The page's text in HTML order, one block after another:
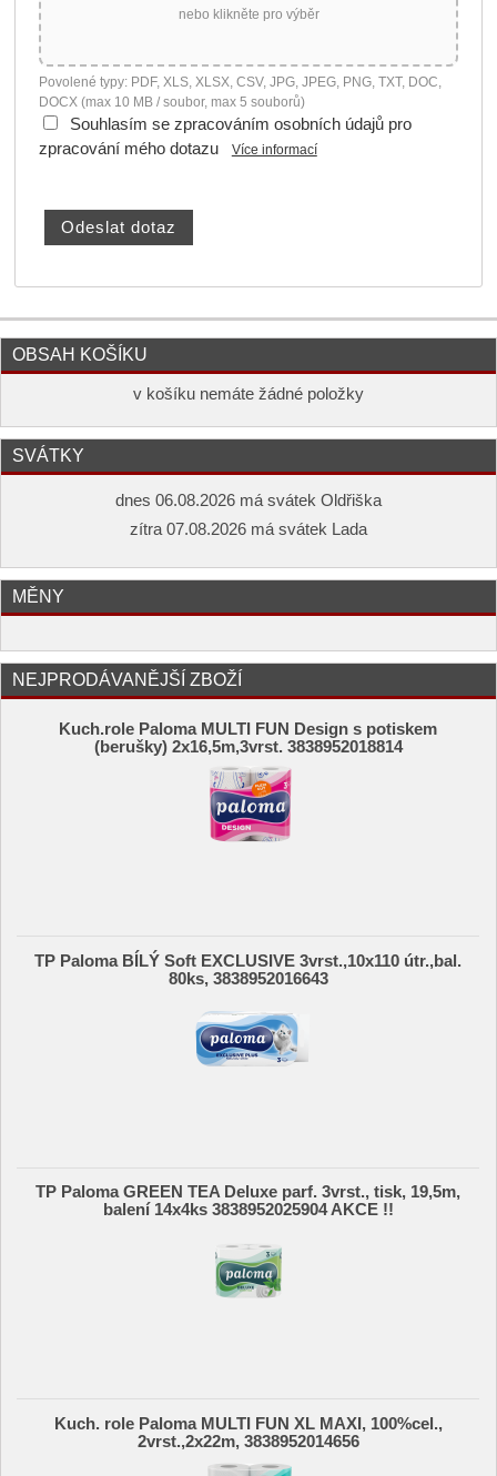
nebo klikněte pro výběr
Povolené typy: PDF, XLS, XLSX, CSV, JPG, JPEG, PNG, TXT, DOC,
DOCX (max 10 MB / soubor, max 5 souborů)
Souhlasím se zpracováním osobních údajů pro
zpracování mého dotazu
Více informací
OBSAH KOŠÍKU
v košíku nemáte žádné položky
SVÁTKY
dnes 06.08.2026 má svátek Oldřiška
zítra 07.08.2026 má svátek Lada
MĚNY
NEJPRODÁVANĚJŠÍ ZBOŽÍ
Kuch.role Paloma MULTI FUN Design s potiskem
(berušky) 2x16,5m,3vrst. 3838952018814
TP Paloma BÍLÝ Soft EXCLUSIVE 3vrst.,10x110 útr.,bal.
80ks, 3838952016643
TP Paloma GREEN TEA Deluxe parf. 3vrst., tisk, 19,5m,
balení 14x4ks 3838952025904 AKCE !!
Kuch. role Paloma MULTI FUN XL MAXI, 100%cel.,
2vrst.,2x22m, 3838952014656